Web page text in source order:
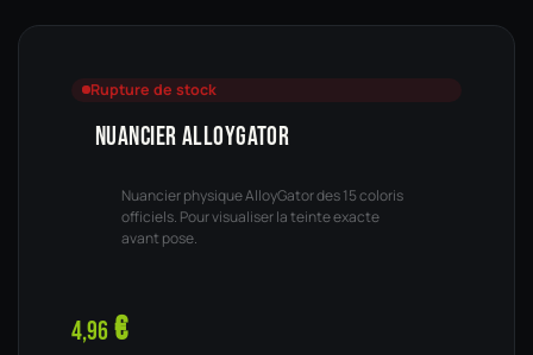
Rupture de stock
NUANCIER ALLOYGATOR
Nuancier physique AlloyGator des 15 coloris
officiels. Pour visualiser la teinte exacte
avant pose.
4,96€